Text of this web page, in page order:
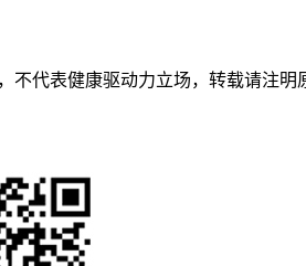
不代表健康驱动力立场，转载请注明